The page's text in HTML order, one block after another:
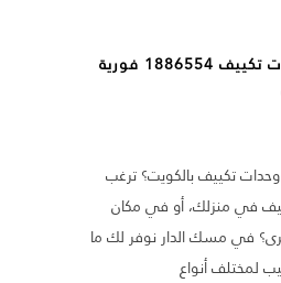
خدمات تركيب وحدات تكييف 1886554 فورية
تكييف بالكويت؟ ترغب
في منزلك، أو في مكان
في مسك الدار نوفر لك ما
لمختلف أنواع